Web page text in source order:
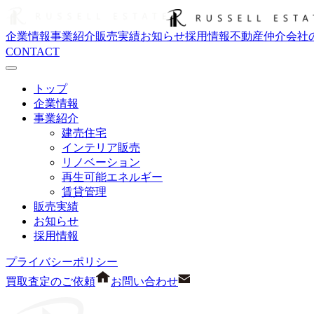
企業情報事業紹介販売実績お知らせ採用情報不動産仲介会社
CONTACT
トップ
企業情報
事業紹介
建売住宅
インテリア販売
リノベーション
再生可能エネルギー
賃貸管理
販売実績
お知らせ
採用情報
プライバシーポリシー
買取査定のご依頼
お問い合わせ